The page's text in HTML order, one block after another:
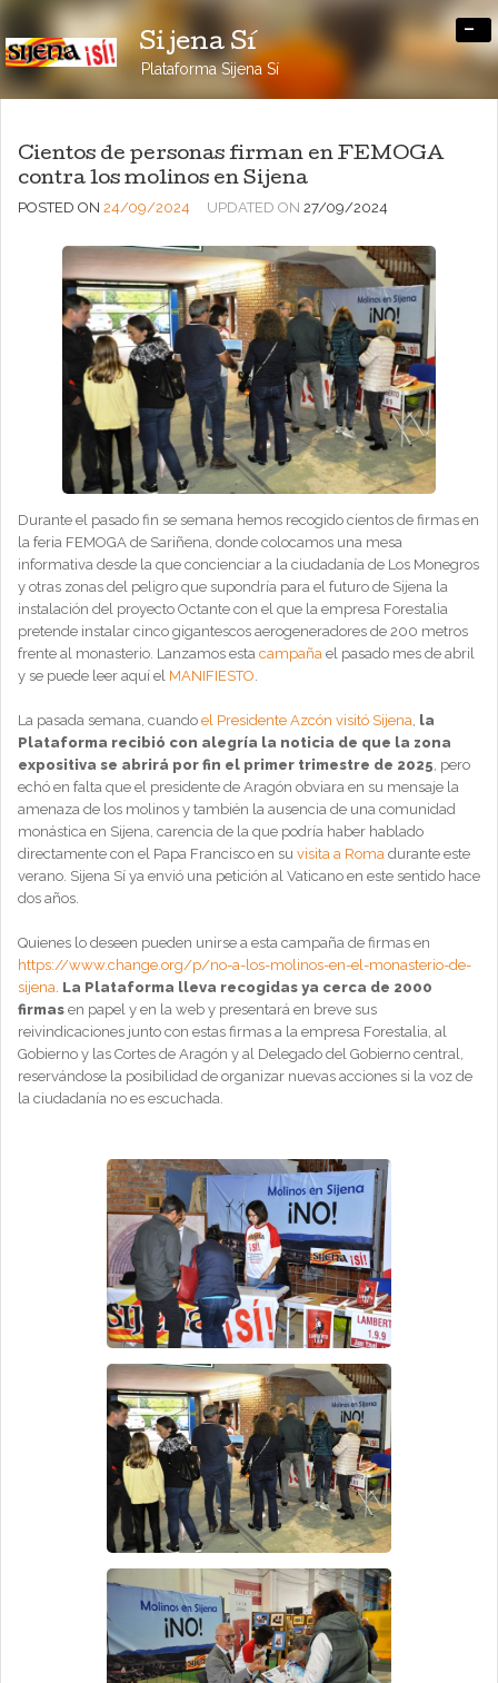
Sijena Sí
Plataforma Sijena Sí
-
Cientos de personas firman en FEMOGA
contra los molinos en Sijena
POSTED ON 24/09/2024 UPDATED ON 27/09/2024
Durante el pasado fin se semana hemos recogido cientos de firmas en
la feria FEMOGA de Sariñena, donde colocamos una mesa
informativa desde la que concienciar a la ciudadanía de Los Monegros
y otras zonas del peligro que supondría para el futuro de Sijena la
instalación del proyecto Octante con el que la empresa Forestalia
pretende instalar cinco gigantescos aerogeneradores de 200 metros
frente al monasterio. Lanzamos esta campaña el pasado mes de abril
y se puede leer aquí el MANIFIESTO.
La pasada semana, cuando el Presidente Azcón visitó Sijena, la
Plataforma recibió con alegría la noticia de que la zona
expositiva se abrirá por fin el primer trimestre de 2025, pero
echó en falta que el presidente de Aragón obviara en su mensaje la
amenaza de los molinos y también la ausencia de una comunidad
monástica en Sijena, carencia de la que podría haber hablado
directamente con el Papa Francisco en su visita a Roma durante este
verano. Sijena Sí ya envió una petición al Vaticano en este sentido hace
dos años.
Quienes lo deseen pueden unirse a esta campaña de firmas en
https://www.change.org/p/no-a-los-molinos-en-el-monasterio-de-
sijena. La Plataforma lleva recogidas ya cerca de 2000
firmas en papel y en la web y presentará en breve sus
reivindicaciones junto con estas firmas a la empresa Forestalia, al
Gobierno y las Cortes de Aragón y al Delegado del Gobierno central,
reservándose la posibilidad de organizar nuevas acciones si la voz de
la ciudadanía no es escuchada.